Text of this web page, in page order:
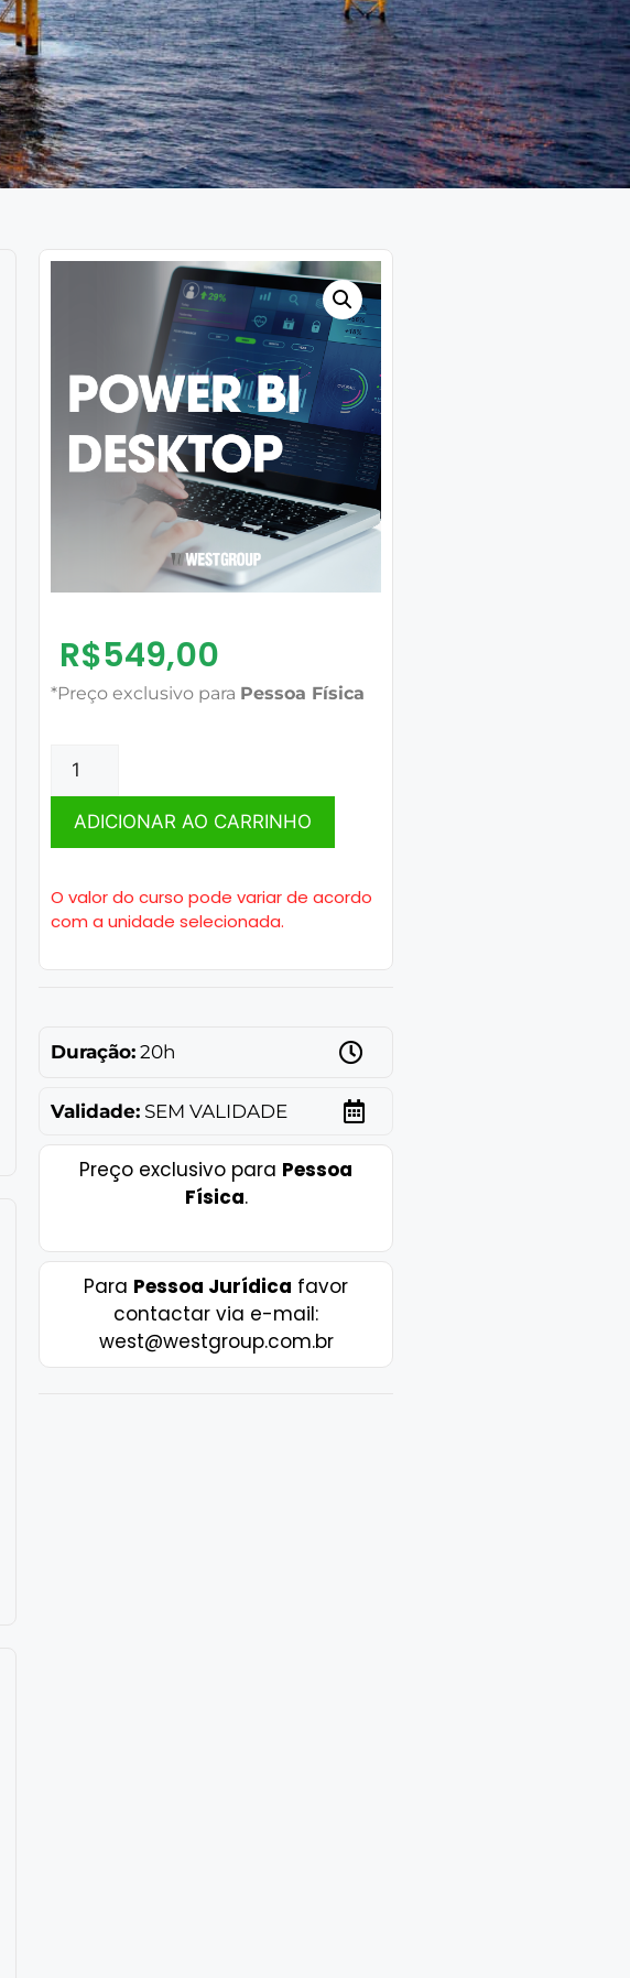
R$549,00
*Preço exclusivo para Pessoa Física
ADICIONAR AO CARRINHO
O valor do curso pode variar de acordo
com a unidade selecionada.
Duração:20h
Validade:SEM VALIDADE
Preço exclusivo para Pessoa
Física.
Para Pessoa Jurídica favor
contactar via e-mail:
west@westgroup.com.br